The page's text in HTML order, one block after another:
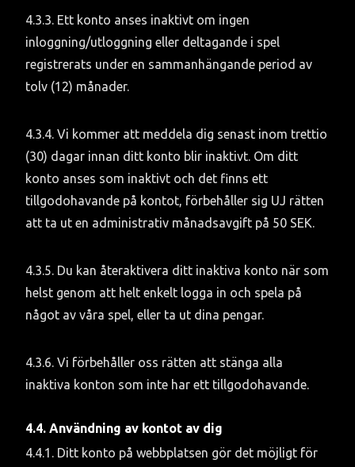
4.3.3. Ett konto anses inaktivt om ingen
inloggning/utloggning eller deltagande i spel
registrerats under en sammanhängande period av
tolv (12) månader.
4.3.4. Vi kommer att meddela dig senast inom trettio
(30) dagar innan ditt konto blir inaktivt. Om ditt
konto anses som inaktivt och det finns ett
tillgodohavande på kontot, förbehåller sig UJ rätten
att ta ut en administrativ månadsavgift på 50 SEK.
4.3.5. Du kan återaktivera ditt inaktiva konto när som
helst genom att helt enkelt logga in och spela på
något av våra spel, eller ta ut dina pengar.
4.3.6. Vi förbehåller oss rätten att stänga alla
inaktiva konton som inte har ett tillgodohavande.
4.4. Användning av kontot av dig
4.4.1. Ditt konto på webbplatsen gör det möjligt för